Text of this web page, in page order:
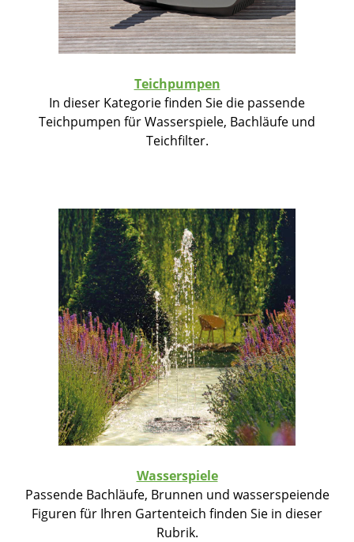
Teichpumpen
In dieser Kategorie finden Sie die passende
Teichpumpen für Wasserspiele, Bachläufe und
Teichfilter.
Wasserspiele
Passende Bachläufe, Brunnen und wasserspeiende
Figuren für Ihren Gartenteich finden Sie in dieser
Rubrik.